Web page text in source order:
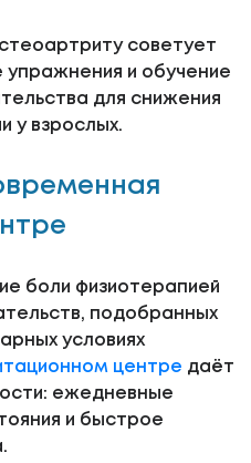
советует
упражнения и обучение
для снижения
у взрослых.
боли физиотерапией
подобранных
условиях
центре даёт
ежедневные
и быстрое